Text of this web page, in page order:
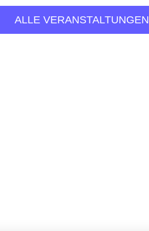
ALLE VERANSTALTUNGEN